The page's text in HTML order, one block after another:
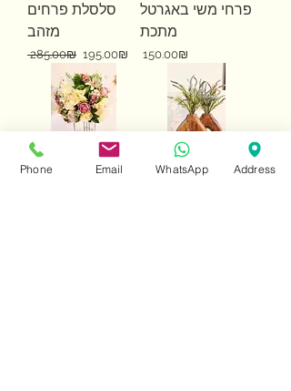
סלסלת פרחים
מזהב
Regular Price
‏285.00 ‏₪ Sale Price
‏195.00 ‏₪
פרחי משי באגרטל
מתכת
Price ‏150.00 ‏₪
Phone Email WhatsApp Address